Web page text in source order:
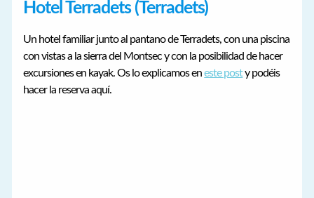
Hotel Terradets (Terradets)
Un hotel familiar junto al pantano de Terradets, con una piscina
con vistas a la sierra del Montsec y con la posibilidad de hacer
excursiones en kayak. Os lo explicamos eneste posty podéis
hacer la reserva aquí.